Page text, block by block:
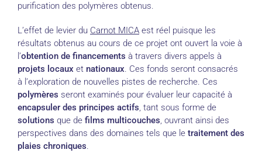
purification des polymères obtenus.
L’effet de levier du Carnot MICA est réel puisque les
résultats obtenus au cours de ce projet ont ouvert la voie à
l’obtention de financements à travers divers appels à
projets locaux et nationaux. Ces fonds seront consacrés
à l’exploration de nouvelles pistes de recherche. Ces
polymères seront examinés pour évaluer leur capacité à
encapsuler des principes actifs, tant sous forme de
solutions que de films multicouches, ouvrant ainsi des
perspectives dans des domaines tels que le traitement des
plaies chroniques.